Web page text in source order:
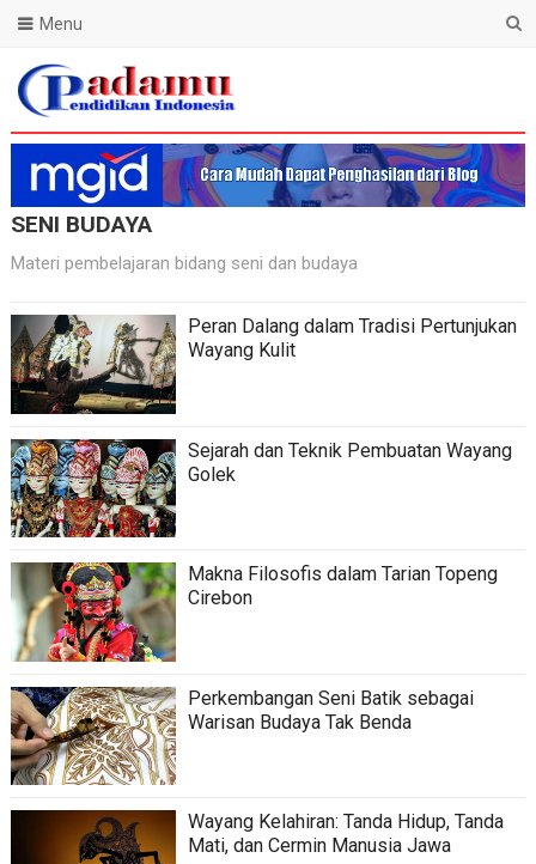
Blog Padamu
Menu
SENI BUDAYA
Materi pembelajaran bidang seni dan budaya
Peran Dalang dalam Tradisi Pertunjukan
Wayang Kulit
Sejarah dan Teknik Pembuatan Wayang
Golek
Makna Filosofis dalam Tarian Topeng
Cirebon
Perkembangan Seni Batik sebagai
Warisan Budaya Tak Benda
Wayang Kelahiran: Tanda Hidup, Tanda
Mati, dan Cermin Manusia Jawa